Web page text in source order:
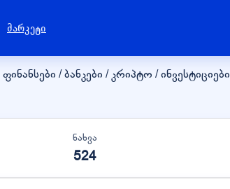
მარკეტი
ფინანსები / ბანკები / კრიპტო / ინვესტიციები
ნახვა
524